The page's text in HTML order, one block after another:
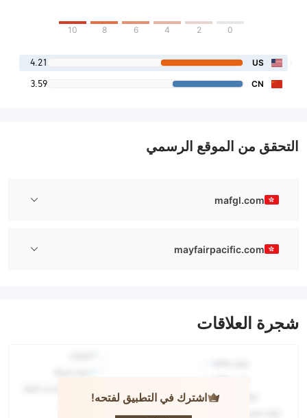
0
2
4
6
8
10
US
4.21
CN
3.59
التحقق من الموقع الرسمي
mafgl.com
mayfairpacific.com
شجرة العلاقات
اشترك في التطبيق لفتحه!